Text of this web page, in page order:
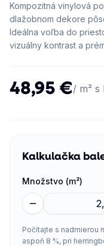
Kompozitná vinylová
dlažobnom dekore
Ideálna voľba do
vizuálny kontrast a
48,95 €/ m² s
Kalkulačka
Množstvo (m²)
Počítajte s nadmierou
aspoň 8 %, pri